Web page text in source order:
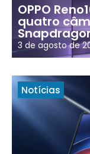
OPPO
quatro
3 de agosto de
Notícias